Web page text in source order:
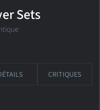
Sets
CRITIQUES